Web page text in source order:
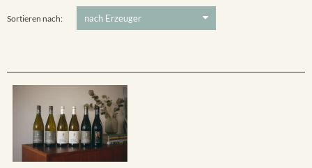
Vorderer Winklerberg
Sortieren nach: